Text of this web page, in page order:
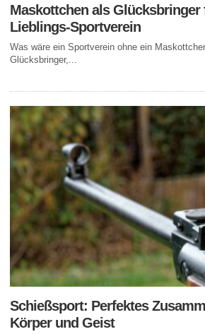
Maskottchen als Glücksbringer
Lieblings-Sportverein
Was wäre ein Sportverein ohne ein
Glücksbringer,...
Schießsport: Perfektes
Körper und Geist